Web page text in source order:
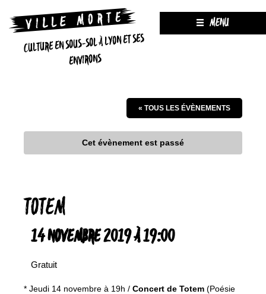
CULTURE EN SOUS-SOL À LYON ET SES
ENVIRONS
MENU
« TOUS LES ÉVÈNEMENTS
Cet évènement est passé
TOTEM
14 NOVEMBRE 2019 À 19:00
Gratuit
* Jeudi 14 novembre à 19h / Concert de Totem (Poésie